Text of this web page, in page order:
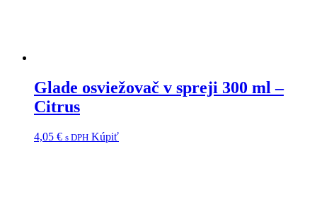
Glade osviežovač v spreji 300 ml –
Citrus
4,05 € s DPH Kúpiť